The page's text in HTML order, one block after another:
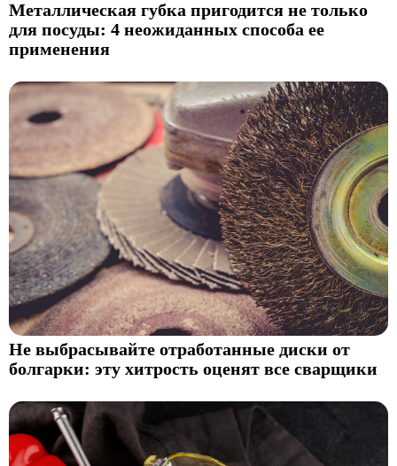
Металлическая губка пригодится не только
для посуды: 4 неожиданных способа ее
применения
Не выбрасывайте отработанные диски от
болгарки: эту хитрость оценят все сварщики